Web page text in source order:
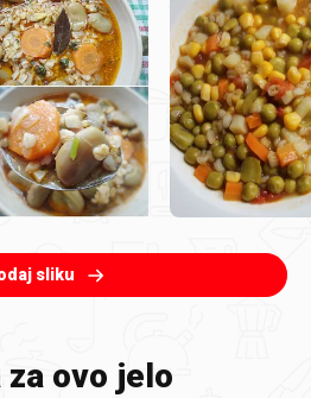
sliku
ovo jelo